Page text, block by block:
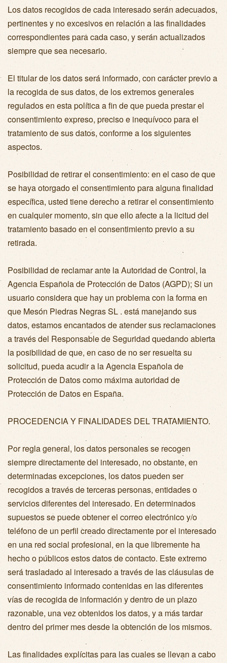
Los datos recogidos de cada interesado serán adecuados,
pertinentes y no excesivos en relación a las finalidades
correspondientes para cada caso, y serán actualizados
siempre que sea necesario.
El titular de los datos será informado, con carácter previo a
la recogida de sus datos, de los extremos generales
regulados en esta política a fin de que pueda prestar el
consentimiento expreso, preciso e inequívoco para el
tratamiento de sus datos, conforme a los siguientes
aspectos.
Posibilidad de retirar el consentimiento: en el caso de que
se haya otorgado el consentimiento para alguna finalidad
específica, usted tiene derecho a retirar el consentimiento
en cualquier momento, sin que ello afecte a la licitud del
tratamiento basado en el consentimiento previo a su
retirada.
Posibilidad de reclamar ante la Autoridad de Control, la
Agencia Española de Protección de Datos (AGPD); Si un
usuario considera que hay un problema con la forma en
que Mesón Piedras Negras SL . está manejando sus
datos, estamos encantados de atender sus reclamaciones
a través del Responsable de Seguridad quedando abierta
la posibilidad de que, en caso de no ser resuelta su
solicitud, pueda acudir a la Agencia Española de
Protección de Datos como máxima autoridad de
Protección de Datos en España.
PROCEDENCIA Y FINALIDADES DEL TRATAMIENTO.
Por regla general, los datos personales se recogen
siempre directamente del interesado, no obstante, en
determinadas excepciones, los datos pueden ser
recogidos a través de terceras personas, entidades o
servicios diferentes del interesado. En determinados
supuestos se puede obtener el correo electrónico y/o
teléfono de un perfil creado directamente por el interesado
en una red social profesional, en la que libremente ha
hecho o públicos estos datos de contacto. Este extremo
será trasladado al interesado a través de las cláusulas de
consentimiento informado contenidas en las diferentes
vías de recogida de información y dentro de un plazo
razonable, una vez obtenidos los datos, y a más tardar
dentro del primer mes desde la obtención de los mismos.
Las finalidades explícitas para las cuales se llevan a cabo